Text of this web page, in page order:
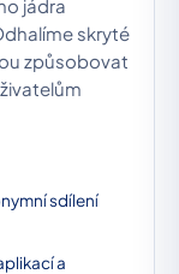
jádra
skryté
způsobovat
sdílení
a